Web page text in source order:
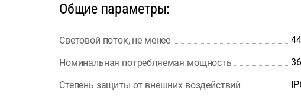
Общие параметры:
Световой поток, не менее
Номинальная потребляемая мощность
Степень защиты от внешних воздействий